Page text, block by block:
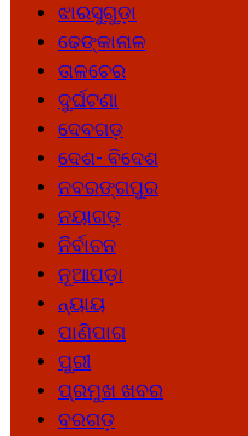
ଝାରସୁଗୁଡ଼ା
ଢେଙ୍କାନାଳ
ତାଳଚେର
ଦୁର୍ଘଟଣା
ଦେବଗଡ଼
ଦେଶ- ବିଦେଶ
ନବରଙ୍ଗପୁର
ନୟାଗଡ଼
ନିର୍ବାଚନ
ନୂଆପଡ଼ା
ନ୍ୟାୟ
ପାଣିପାଗ
ପୁରୀ
ପ୍ରମୁଖ ଖବର
ବରଗଡ଼